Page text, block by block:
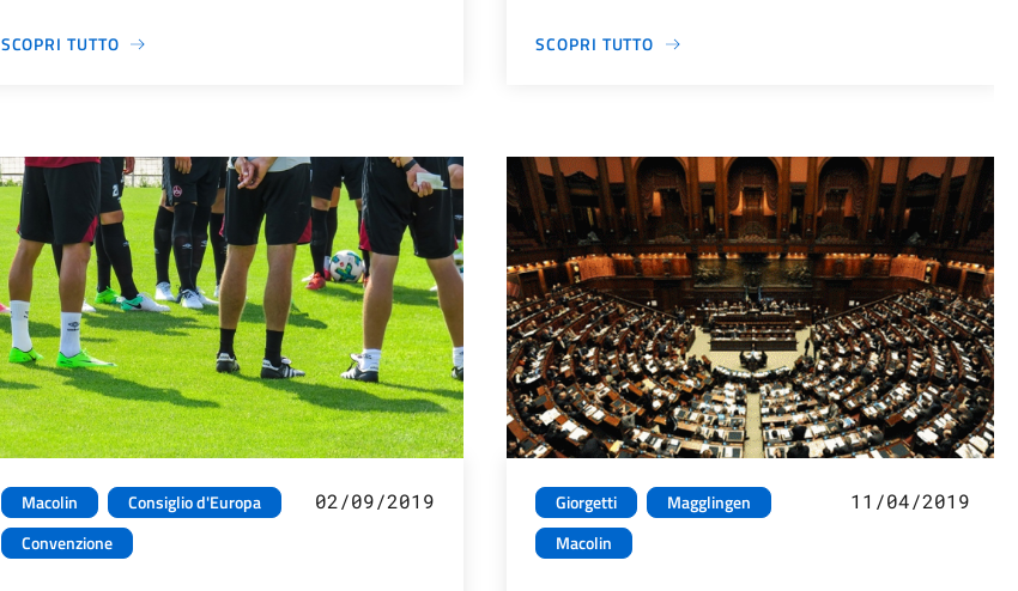
SCOPRI TUTTO SCOPRI TUTTO
Macolin
Consiglio d'Europa
Convenzione
02/09/2019 Giorgetti
Magglingen
Macolin
11/04/2019